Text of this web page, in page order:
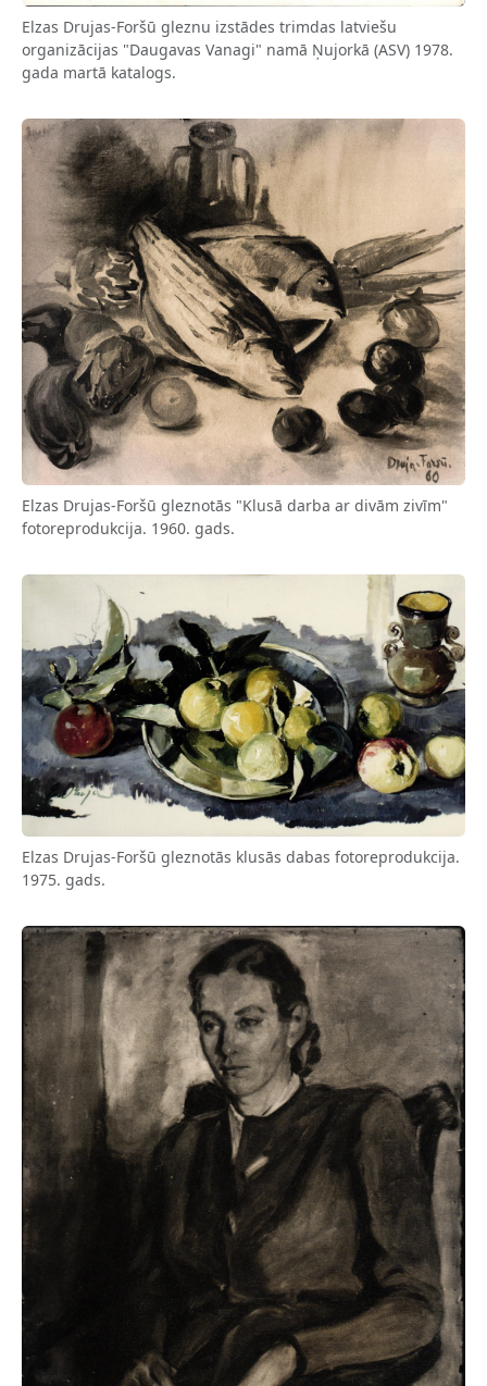
Elzas Drujas-Foršū gleznu izstādes trimdas latviešu
organizācijas "Daugavas Vanagi" namā Ņujorkā (ASV) 1978.
gada martā katalogs.
Elzas Drujas-Foršū gleznotās "Klusā darba ar divām zivīm"
fotoreprodukcija. 1960. gads.
Elzas Drujas-Foršū gleznotās klusās dabas fotoreprodukcija.
1975. gads.